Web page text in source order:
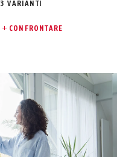
3 VARIANTI
CONFRONTARE